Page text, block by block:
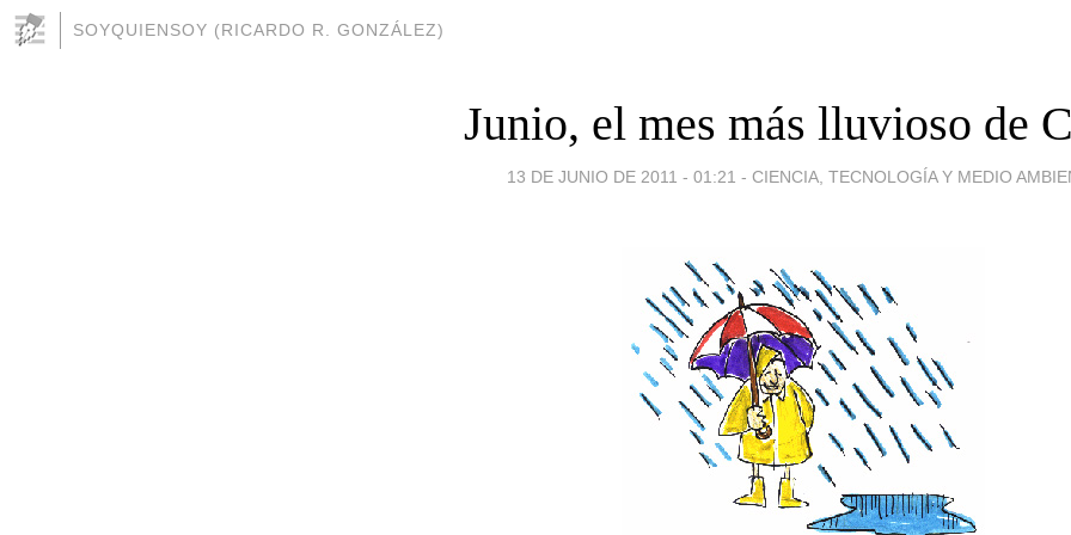
SOYQUIENSOY (RICARDO R. GONZÁLEZ)
Junio, el mes más lluvioso de
13 DE JUNIO DE 2011 - 01:21 - CIENCIA, TECNOLOGÍA Y MEDIO